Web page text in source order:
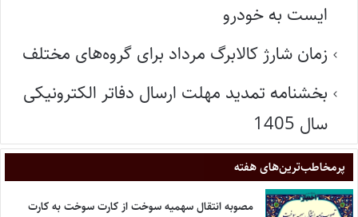
ایست به خودرو
زمان شارژ کالابرگ مرداد برای گروه‌های مختلف
بخشنامه تمدید مهلت ارسال دفاتر الکترونیکی
سال 1405
پر‌مخاطب‌ترین‌های هفته
مصوبه انتقال سهمیه سوخت از کارت سوخت به کارت